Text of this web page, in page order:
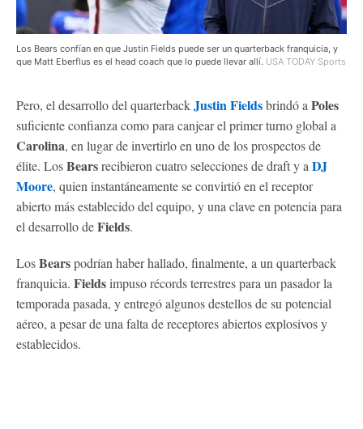
Los Bears confían en que Justin Fields puede ser un quarterback franquicia, y
que Matt Eberflus es el head coach que lo puede llevar allí. USA TODAY Sports
Pero, el desarrollo del quarterbackJustin Fieldsbrindó aPoles
suficiente confianza como para canjear el primer turno global a
Carolina, en lugar de invertirlo en uno de los prospectos de
élite. LosBearsrecibieron cuatro selecciones de draft y aDJ
Moore, quien instantáneamente se convirtió en el receptor
abierto más establecido del equipo, y una clave en potencia para
el desarrollo deFields.
LosBearspodrían haber hallado, finalmente, a un quarterback
franquicia. Fieldsimpuso récords terrestres para un pasador la
temporada pasada, y entregó algunos destellos de su potencial
aéreo, a pesar de una falta de receptores abiertos explosivos y
establecidos.